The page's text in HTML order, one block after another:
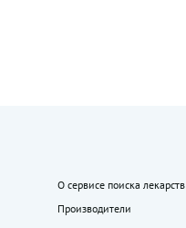
О сервисе поиска лекарств
Производители